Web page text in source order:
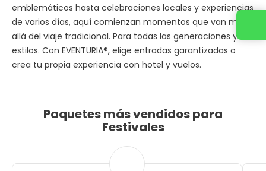
emblemáticos hasta celebraciones locales y experiencias
de varios días, aquí comienzan momentos que van más
allá del viaje tradicional. Para todas las generaciones y
estilos. Con EVENTURIA®, elige entradas garantizadas o
crea tu propia experiencia con hotel y vuelos.
Paquetes más vendidos para
Festivales